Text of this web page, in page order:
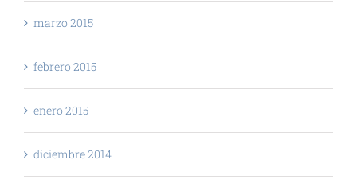
marzo 2015
febrero 2015
enero 2015
diciembre 2014